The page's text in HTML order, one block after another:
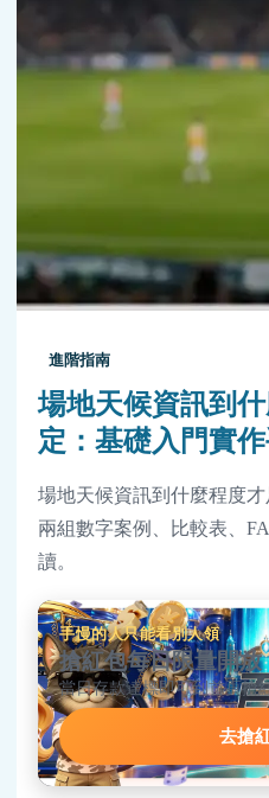
進階指南
場地天候資訊到
定：基礎入門實
場地天候資訊到什麼程度才
兩組數字案例、比較表、
讀。
手慢的人只能看別人領
搶紅包每日限量開放
當日存款達標即可到首頁搶
去搶